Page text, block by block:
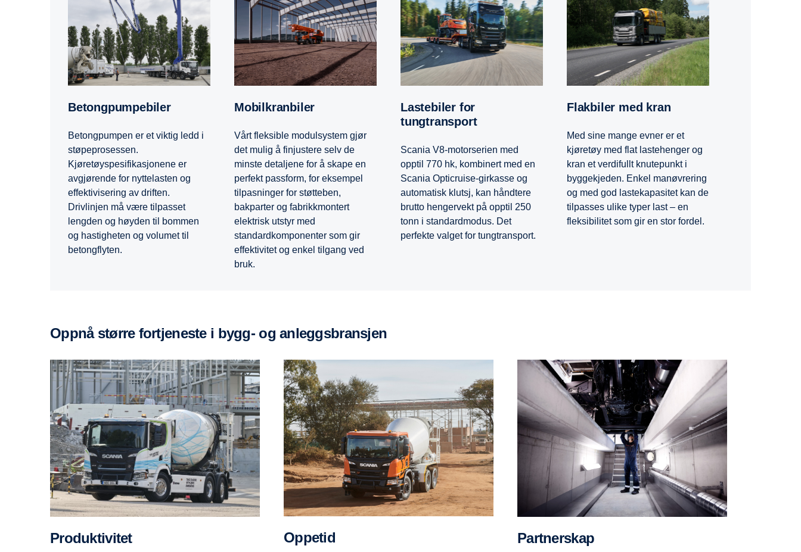
Betongpumpebiler
Betongpumpen er et viktig ledd i
støpeprosessen.
Kjøretøyspesifikasjonene er
avgjørende for nyttelasten og
effektivisering av driften.
Drivlinjen må være tilpasset
lengden og høyden til bommen
og hastigheten og volumet til
betongflyten.
Mobilkranbiler
Vårt fleksible modulsystem gjør
det mulig å finjustere selv de
minste detaljene for å skape en
perfekt passform, for eksempel
tilpasninger for støtteben,
bakparter og fabrikkmontert
elektrisk utstyr med
standardkomponenter som gir
effektivitet og enkel tilgang ved
bruk.
Lastebiler for
tungtransport
Scania V8-motorserien med
opptil 770 hk, kombinert med en
Scania Opticruise-girkasse og
automatisk klutsj, kan håndtere
brutto hengervekt på opptil 250
tonn i standardmodus. Det
perfekte valget for tungtransport.
Flakbiler med kran
Med sine mange evner er et
kjøretøy med flat lastehenger og
kran et verdifullt knutepunkt i
byggekjeden. Enkel manøvrering
og med god lastekapasitet kan de
tilpasses ulike typer last – en
fleksibilitet som gir en stor fordel.
Oppnå større fortjeneste i bygg- og anleggsbransjen
Produktivitet Oppetid Partnerskap